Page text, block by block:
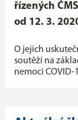
řízených
od 12. 3.
O jejich
soutěží na
nemoci COVID-